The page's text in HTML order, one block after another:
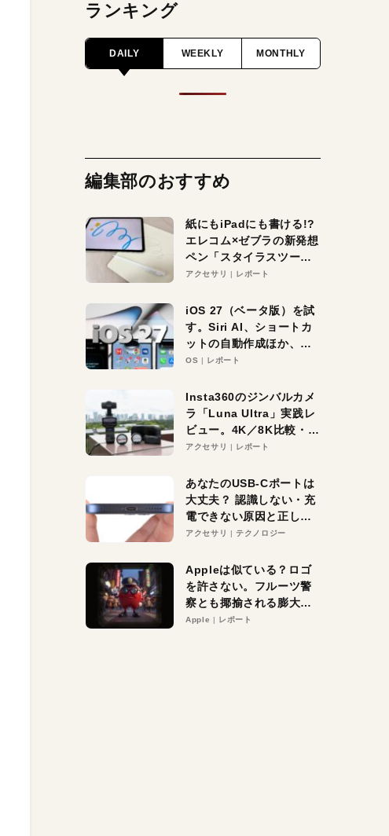
ランキング
DAILY WEEKLY MONTHLY
編集部のおすすめ
紙にもiPadにも書ける!?
エレコム×ゼブラの新発想
ペン「スタイラスツーウ
ェイ」レビュー。持ち替
アクセサリ レポート
iOS 27（ベータ版）を試
す。Siri AI、ショートカ
ットの自動作成ほか、期
待大の便利機能5選。
る未来はすぐそこ！
OS レポート
Insta360のジンバルカメ
ラ「Luna Ultra」実践レ
ビュー。4K／8K比較・ズ
ーム・夜間撮影をチェッ
アクセサリ レポート
あなたのUSB-Cポートは
大丈夫？ 認識しない・充
電できない原因と正しい
対策
アクセサリ テクノロジー
Appleは似ている？ロゴ
を許さない。フルーツ警
察とも揶揄される膨大な
異議申し立て。対象は非
Apple レポート